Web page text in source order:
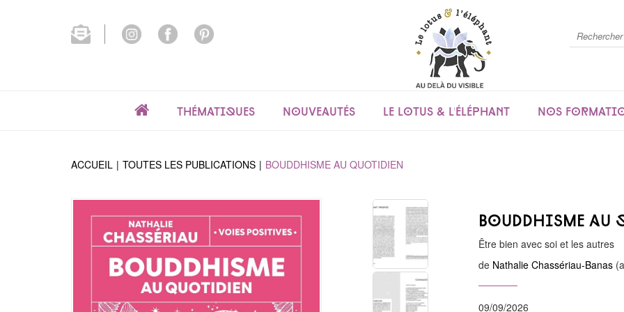
Thématiques Nouveautés Le lotus & l'éléphant Nos
ACCUEIL TOUTES LES PUBLICATIONS BOUDDHISME AU QUOTIDIEN
Bouddhisme
Être bien avec soi et les autres
de Nathalie Chassériau-Banas
09/09/2026